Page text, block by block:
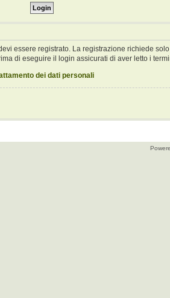
essere registrato. La registrazione richiede
di eseguire il login assicurati di aver letto i
dei dati personali